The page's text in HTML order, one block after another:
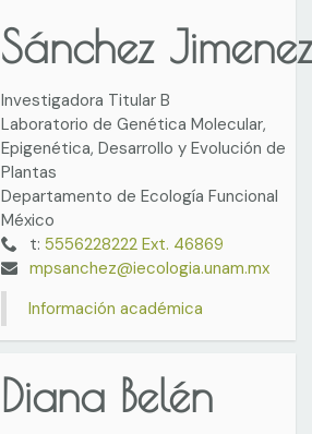
Sánchez
Investigadora Titular B
Laboratorio de Genética Molecular,
Epigenética, Desarrollo y Evolución de
Plantas
Departamento de Ecología Funcional
México
t:5556228222 Ext. 46869
mpsanchez@iecologia.unam.mx
Información académica
Diana Belén